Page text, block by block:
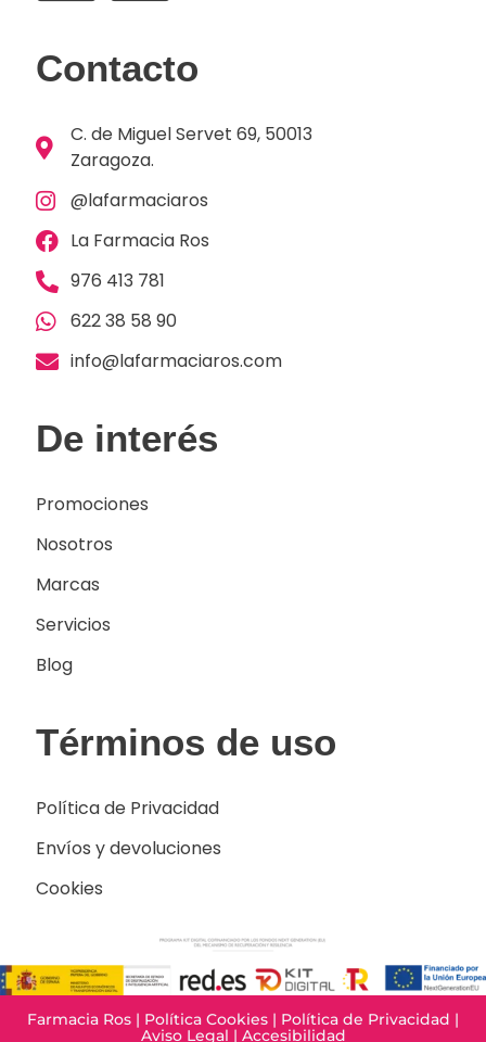
Contacto
C. de Miguel Servet 69, 50013
Zaragoza.
@lafarmaciaros
La Farmacia Ros
976 413 781
622 38 58 90
info@lafarmaciaros.com
De interés
Promociones
Nosotros
Marcas
Servicios
Blog
Términos de uso
Política de Privacidad
Envíos y devoluciones
Cookies
Farmacia Ros | Política Cookies | Política de Privacidad |
Aviso Legal | Accesibilidad